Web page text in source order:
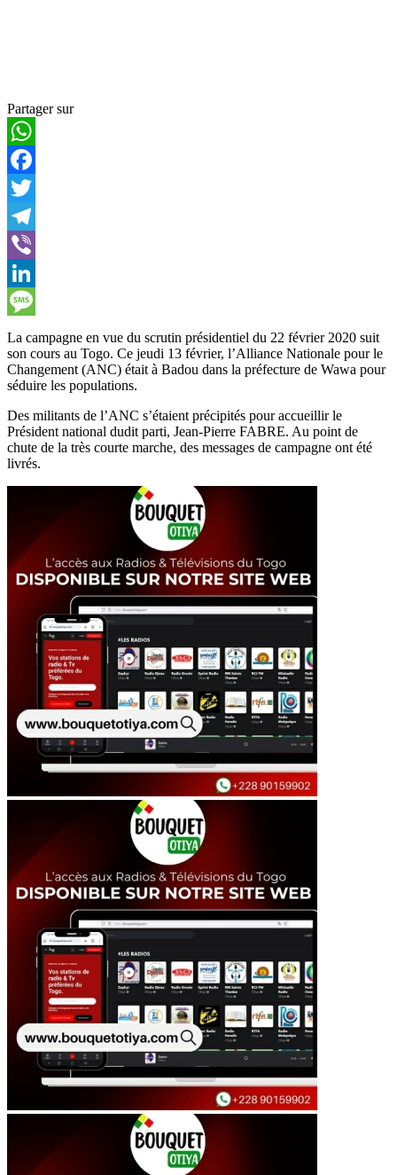
Partager sur
WhatsApp
Facebook
Twitter
Telegram
Viber
LinkedIn
Message
La campagne en vue du scrutin présidentiel du 22 février 2020 suit
son cours au Togo. Ce jeudi 13 février, l’Alliance Nationale pour le
Changement (ANC) était à Badou dans la préfecture de Wawa pour
séduire les populations.
Des militants de l’ANC s’étaient précipités pour accueillir le
Président national dudit parti, Jean-Pierre FABRE. Au point de
chute de la très courte marche, des messages de campagne ont été
livrés.